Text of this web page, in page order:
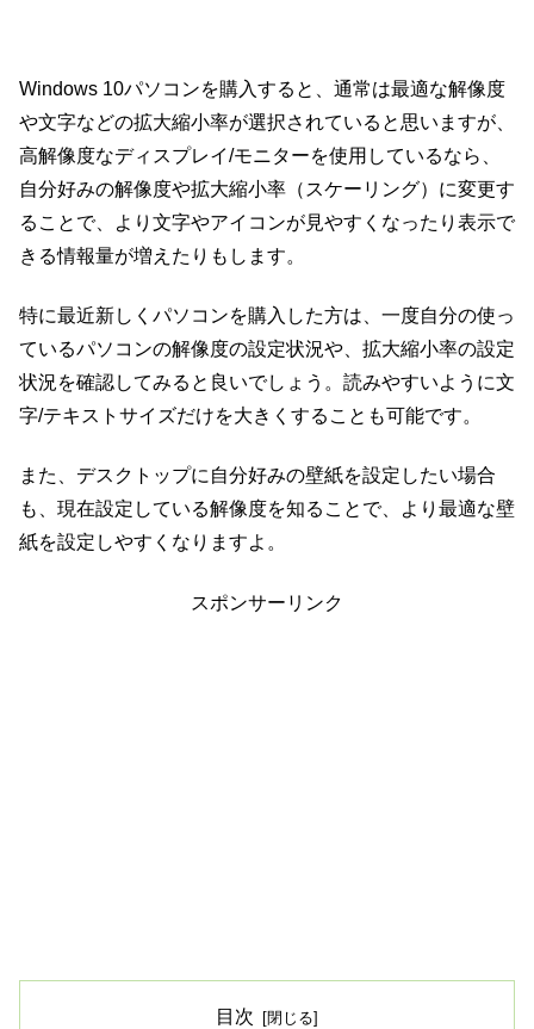
Windows 10パソコンを購入すると、通常は最適な解像度
や文字などの拡大縮小率が選択されていると思いますが、
高解像度なディスプレイ/モニターを使用しているなら、
自分好みの解像度や拡大縮小率（スケーリング）に変更す
ることで、より文字やアイコンが見やすくなったり表示で
きる情報量が増えたりもします。
特に最近新しくパソコンを購入した方は、一度自分の使っ
ているパソコンの解像度の設定状況や、拡大縮小率の設定
状況を確認してみると良いでしょう。読みやすいように文
字/テキストサイズだけを大きくすることも可能です。
また、デスクトップに自分好みの壁紙を設定したい場合
も、現在設定している解像度を知ることで、より最適な壁
紙を設定しやすくなりますよ。
スポンサーリンク
目次